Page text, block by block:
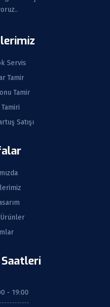
Servis
Tamir
Tamir
Satışı
Saatleri
- 19:00